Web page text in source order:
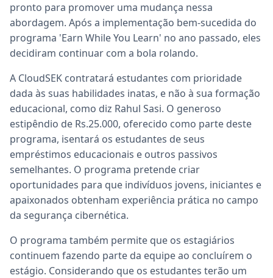
pronto para promover uma mudança nessa
abordagem. Após a implementação bem-sucedida do
programa 'Earn While You Learn' no ano passado, eles
decidiram continuar com a bola rolando.
A CloudSEK contratará estudantes com prioridade
dada às suas habilidades inatas, e não à sua formação
educacional, como diz Rahul Sasi. O generoso
estipêndio de Rs.25.000, oferecido como parte deste
programa, isentará os estudantes de seus
empréstimos educacionais e outros passivos
semelhantes. O programa pretende criar
oportunidades para que indivíduos jovens, iniciantes e
apaixonados obtenham experiência prática no campo
da segurança cibernética.
O programa também permite que os estagiários
continuem fazendo parte da equipe ao concluírem o
estágio. Considerando que os estudantes terão um